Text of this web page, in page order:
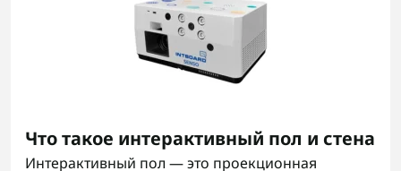
Что такое интерактивный пол и стена
Интерактивный пол — это проекционная